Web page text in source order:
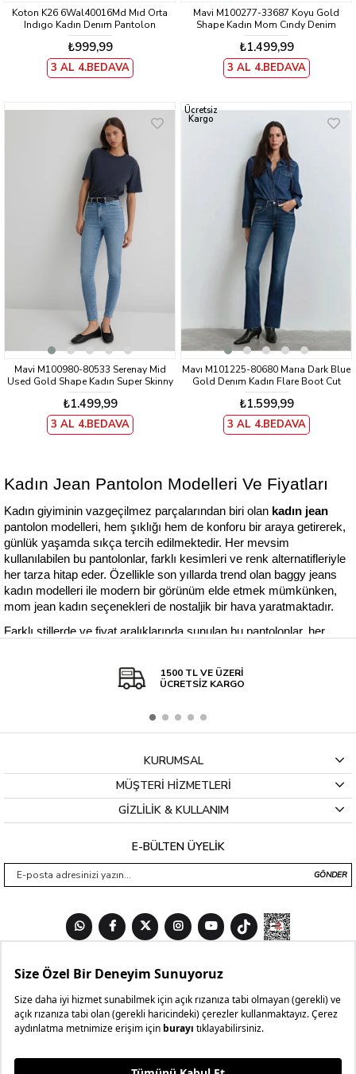
Koton K26 6Wal40016Md Mıd Orta
Indıgo Kadın Denım Pantolon
₺999,99
3 AL 4.BEDAVA
Mavi M100277-33687 Koyu Gold
Shape Kadın Mom Cındy Denim
Pantolon
₺1.499,99
3 AL 4.BEDAVA
Mavi M100980-80533 Serenay Mid
Used Gold Shape Kadın Super Skinny
Denim Pantolon
₺1.499,99
3 AL 4.BEDAVA
Mavı M101225-80680 Marıa Dark Blue
Gold Denım Kadın Flare Boot Cut
Denım Pantolon
₺1.599,99
3 AL 4.BEDAVA
Ücretsiz
Kargo
Kadın Jean Pantolon Modelleri Ve Fiyatları
Kadın giyiminin vazgeçilmez parçalarından biri olan
pantolon modelleri, hem şıklığı hem de konforu bir araya getirerek,
günlük yaşamda sıkça tercih edilmektedir. Her mevsim
kullanılabilen bu pantolonlar, farklı kesimleri ve renk alternatifleriyle
her tarza hitap eder. Özellikle son yıllarda trend olan baggy jeans
kadın modelleri ile modern bir görünüm elde etmek mümkünken,
mom jean kadın seçenekleri de nostaljik bir hava yaratmaktadır.
Farklı stillerde ve fiyat aralıklarında sunulan bu pantolonlar, her
modellerinin fiyatları ne durumda? Sizler için derlediğimiz bu
Kadın jean pantolon modelleri, günlük şıklığın vazgeçilmez
parçaları arasında yer alıyor. Bu pantolonlar, hem rahatlığı hem de
şıklığı bir arada sunarak farklı stillere hitap ediyor. Farklı kesim ve
renk seçenekleri ile her zevke uygun tasarımlar bulmak mümkün.
Özellikle kadın siyah kot pantolon modelleri, kombin yaparken
arkadaşlarınızla buluşurken giymek için idealdir.
kalite ve stil unsurlarını göz önünde bulundurmakta fayda var.
Kadın kot pantolon fiyatları, markadan markaya değişiklik
gösterirken, kampanyalar ve indirimler takip edildiğinde uygun fiyatlı
Yüksek bel modeller: Hem rahat hem de şık bir görünüm sağlar.
İspanyol paça: Uzun bacaklar için ideal bir tercih olur.
Dar paça: Vücut hatlarını vurguladığı için tercih edilir.
Sonuç olarak, kadın jean pantolon modelleri, etkileyici bir görünüm
iyi seçenekleri sunar.
1500 TL VE ÜZERİ
ÜCRETSİZ KARGO
KURUMSAL
MÜŞTERİ HİZMETLERİ
GİZLİLİK & KULLANIM
E-BÜLTEN ÜYELİK
GÖNDER